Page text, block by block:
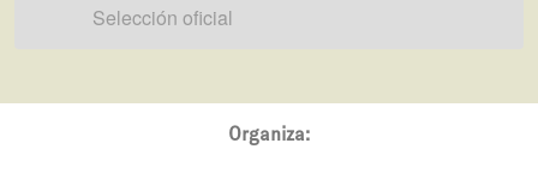
Selección oficial
Organiza: